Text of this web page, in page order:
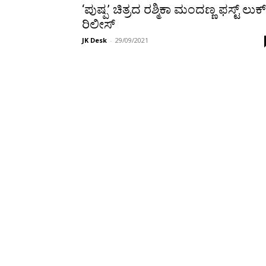
‘ಪುಷ್ಪ’ ಚಿತ್ರದ ರಶ್ಮಿಕಾ ಮಂದಣ್ಣ ಫಸ್ಟ್ ಲುಕ್
ರಿಲೀಸ್
JK Desk - 29/09/2021